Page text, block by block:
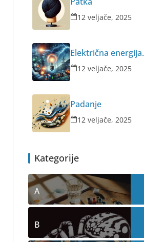
12 veljače, 2025
Električna energija.
12 veljače, 2025
Padanje
12 veljače, 2025
Kategorije
A
B